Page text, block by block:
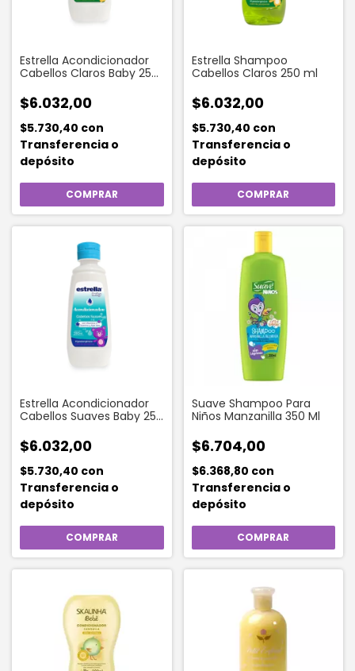
Estrella Acondicionador
Cabellos Claros Baby 250
$6.032,00
$5.730,40 con
Transferencia o
depósito
Estrella Shampoo
Cabellos Claros 250 ml
$6.032,00
$5.730,40 con
Transferencia o
depósito
Estrella Acondicionador
Cabellos Suaves Baby 250
$6.032,00
$5.730,40 con
Transferencia o
depósito
Suave Shampoo Para
Niños Manzanilla 350 Ml
$6.704,00
$6.368,80 con
Transferencia o
depósito